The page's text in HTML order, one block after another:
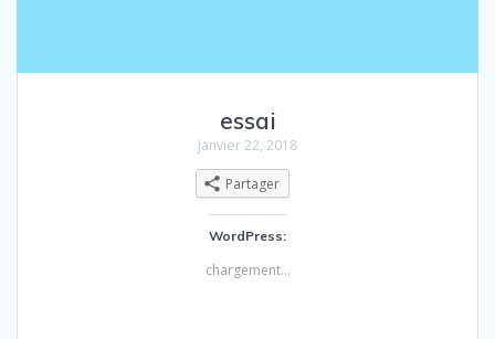
essai
janvier 22, 2018
Partager
WordPress:
chargement…